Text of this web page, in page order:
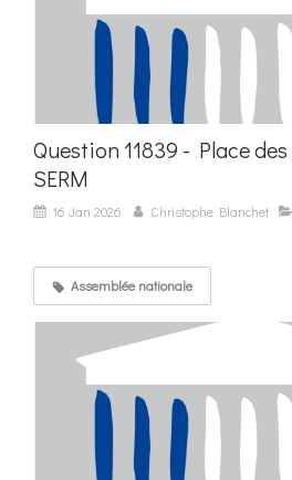
Question 11839 - Place
SERM
16 Jan 2026 Christophe Blanchet
Assemblée nationale